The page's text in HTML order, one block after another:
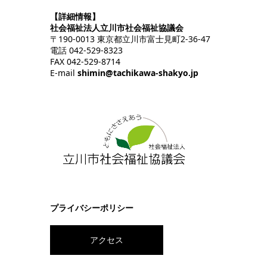
【詳細情報】
社会福祉法人立川市社会福祉協議会
〒190-0013 東京都立川市富士見町2-36-47
電話 042-529-8323
FAX 042-529-8714
E-mail shimin@tachikawa-shakyo.jp
プライバシーポリシー
アクセス